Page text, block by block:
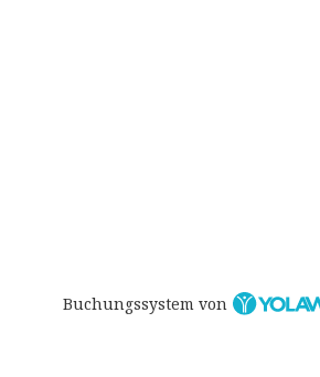
Buchungssystem von